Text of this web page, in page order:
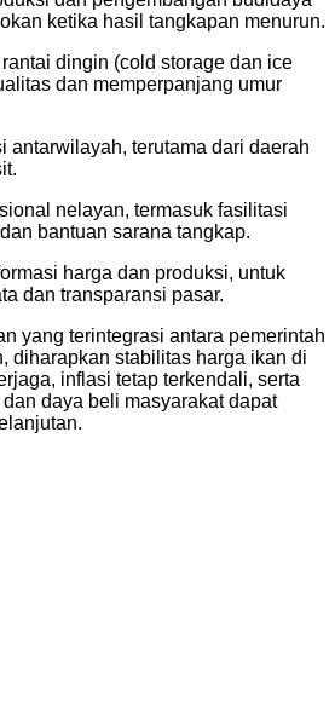
ketika hasil tangkapan menurun.
dingin (cold storage dan ice
dan memperpanjang umur
antarwilayah, terutama dari daerah
nelayan, termasuk fasilitasi
bantuan sarana tangkap.
harga dan produksi, untuk
dan transparansi pasar.
yang terintegrasi antara pemerintah
diharapkan stabilitas harga ikan di
inflasi tetap terkendali, serta
daya beli masyarakat dapat